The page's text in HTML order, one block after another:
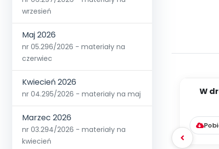
wrzesień
Maj 2026
nr 05.296/2026 - materiały na
czerwiec
Kwiecień 2026
nr 04.295/2026 - materiały na maj
Marzec 2026
nr 03.294/2026 - materiały na
kwiecień
W